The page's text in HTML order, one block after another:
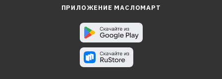
ПРИЛОЖЕНИЕ МАСЛОМАРТ